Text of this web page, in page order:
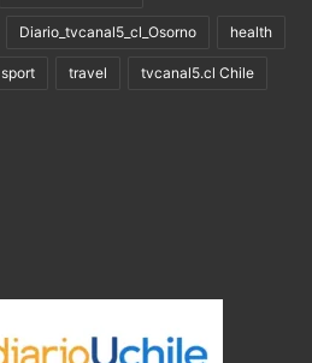
Diario_tvcanal5_cl_Osorno health
sport travel tvcanal5.cl Chile